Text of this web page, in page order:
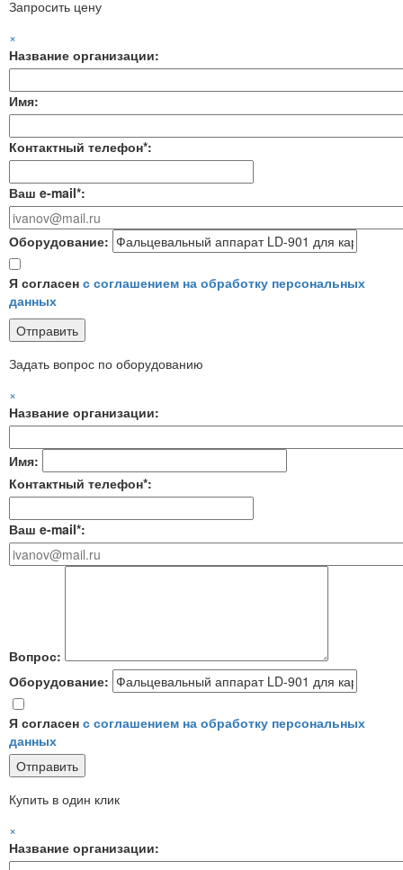
Запросить цену
×
Название организации:
Имя:
Контактный телефон*:
Ваш e-mail*:
Оборудование:
Я согласен с соглашением на обработку персональных
данных
Задать вопрос по оборудованию
×
Название организации:
Имя:
Контактный телефон*:
Ваш e-mail*:
Вопрос:
Оборудование:
Я согласен с соглашением на обработку персональных
данных
Купить в один клик
×
Название организации: